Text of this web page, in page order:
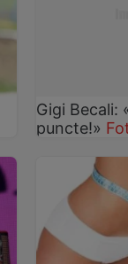
Gigi Becali:
puncte!»